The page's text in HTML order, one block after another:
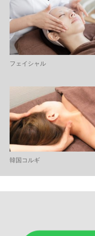
フェイシャル
韓国コルギ